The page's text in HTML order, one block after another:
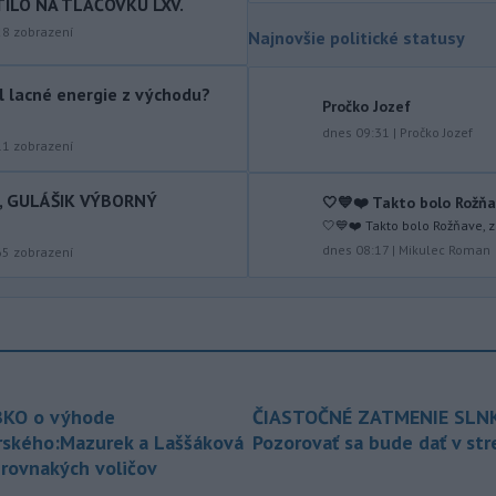
Americký Imigračný a colný
zavádzanie kamier pre
svojich príslušníkov teréne, uviedol v
agentov dostanú na verejnosť, bude
Najmenej 21 ľudí zahynulo
sa rozšírila do ďalších častí jeho tela,
uviedol ex-prezidentov syn Hunter
NA TLAČOVKU LXV.
zobrazení
lacné energie z východu?
zobrazení
GULÁŠIK VÝBORNÝ
zobrazení
Najnovšie politické statusy
Pročko Jozef
dnes 09:31 | Pročko Jozef
🤍💙❤️ Takto bolo
🤍💙❤️ Takto bolo Rožňave,
dnes 08:17 | Mikulec Roman
o výhode
a Laššáková
voličov
ČIASTOČNÉ ZATMENIE
Pozorovať sa bude dať v